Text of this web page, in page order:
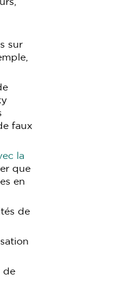
sur
faux
la
que
en
de
de